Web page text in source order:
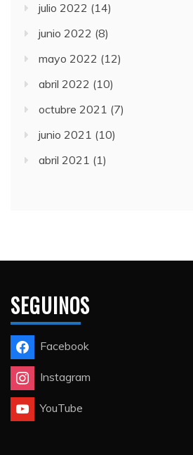
julio 2022 (14)
junio 2022 (8)
mayo 2022 (12)
abril 2022 (10)
octubre 2021 (7)
junio 2021 (10)
abril 2021 (1)
SEGUINOS
Facebook
Instagram
YouTube